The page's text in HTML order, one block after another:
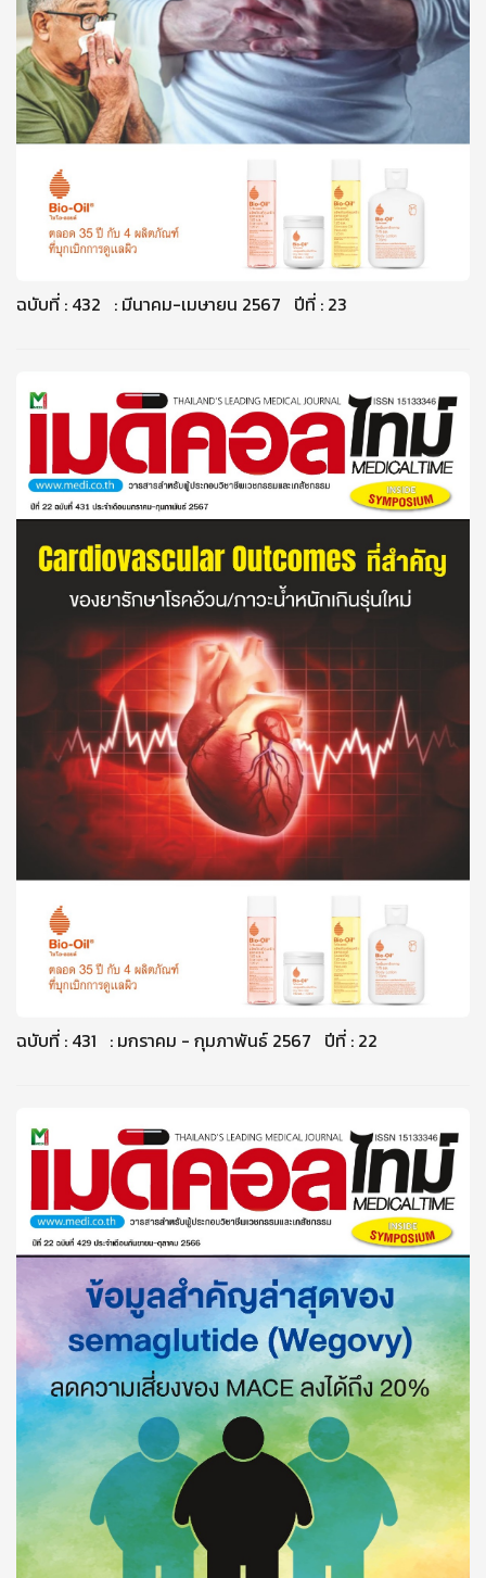
ฉบับที่ : 432 : มีนาคม-เมษายน 2567 ปีที่ : 23
ฉบับที่ : 431 : มกราคม - กุมภาพันธ์ 2567 ปีที่ : 22